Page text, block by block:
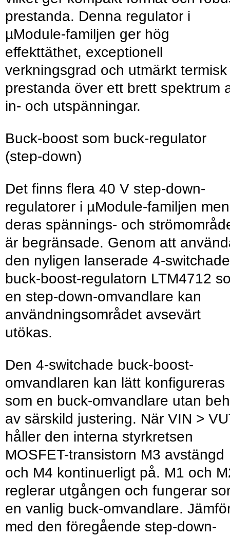
prestanda. Denna regulator i
µModule-familjen ger hög
effekttäthet, exceptionell
verkningsgrad och utmärkt termisk
prestanda över ett brett spektrum
in- och utspänningar.
Buck-boost som buck-regulator
(step-down)
Det finns flera 40 V step-down-
regulatorer i µModule-familjen men
deras spännings- och
är begränsade. Genom att
den nyligen lanserade 4-switchade
buck-boost-regulatorn LTM4712
en step-down-omvandlare kan
användningsområdet avsevärt
utökas.
Den 4-switchade buck-boost-
omvandlaren kan lätt konfigureras
som en buck-omvandlare utan
av särskild justering. När VIN >
håller den interna styrkretsen
MOSFET-transistorn M3 avstängd
och M4 kontinuerligt på. M1 och
reglerar utgången och fungerar
en vanlig buck-omvandlare.
med den föregående step-down-